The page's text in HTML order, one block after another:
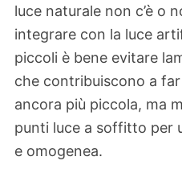
luce naturale non c’è o
integrare con la luce
piccoli è bene evitare
che contribuiscono a
ancora più piccola, ma
punti luce a soffitto per
e omogenea.